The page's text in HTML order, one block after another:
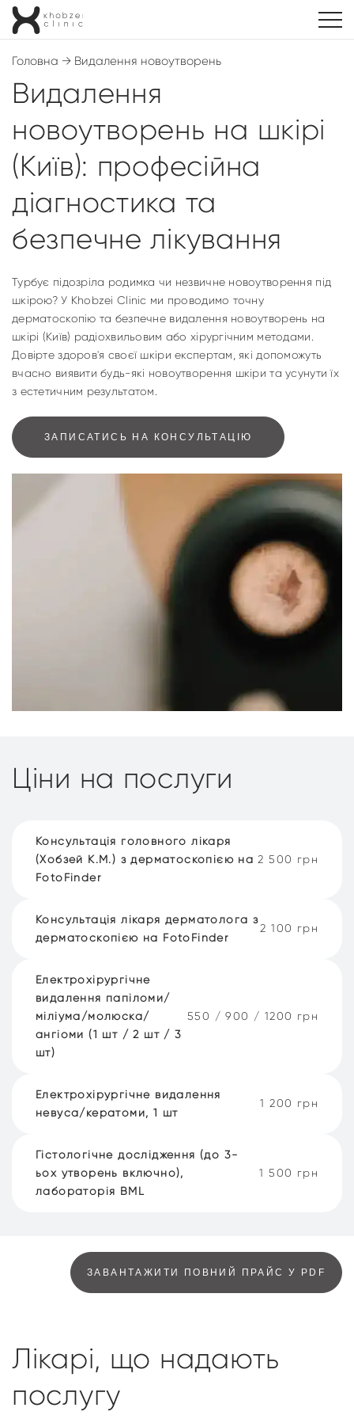
Головна → Видалення новоутворень
Видалення
новоутворень на шкірі
(Київ): професійна
діагностика та
безпечне лікування
Турбує підозріла родимка чи незвичне новоутворення під
шкірою? У Khobzei Clinic ми проводимо точну
дерматоскопію та безпечне видалення новоутворень на
шкірі (Київ) радіохвильовим або хірургічним методами.
Довірте здоров'я своєї шкіри експертам, які допоможуть
вчасно виявити будь-які новоутворення шкіри та усунути їх
з естетичним результатом.
ЗАПИСАТИСЬ НА КОНСУЛЬТАЦІЮ
Ціни на послуги
Консультація головного лікаря
(Хобзей К.М.) з дерматоскопією на
FotoFinder
2 500 грн
Консультація лікаря дерматолога з
дерматоскопією на FotoFinder
2 100 грн
Електрохірургічне
видалення папіломи/
міліума/молюска/
ангіоми (1 шт / 2 шт / 3
шт)
550 / 900 / 1200 грн
Електрохірургічне видалення
невуса/кератоми, 1 шт
1 200 грн
Гістологічне дослідження (до 3-
ьох утворень включно),
лабораторія BML
1 500 грн
ЗАВАНТАЖИТИ ПОВНИЙ ПРАЙС У PDF
Лікарі, що надають
послугу